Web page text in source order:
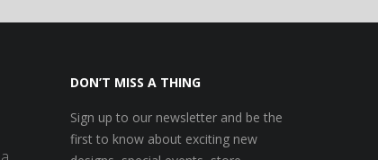
DON’T MISS A THING
Sign up to our newsletter and be the
first to know about exciting new